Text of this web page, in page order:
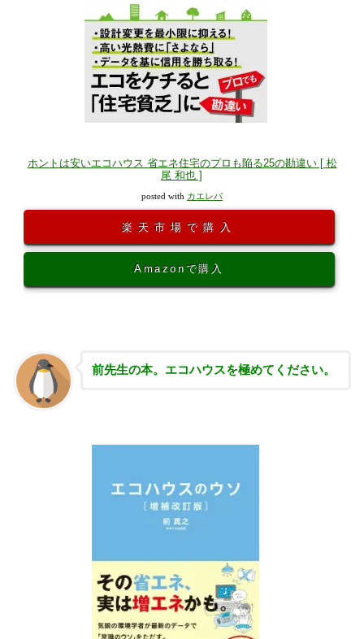
ホントは安いエコハウス 省エネ住宅のプロも陥る25の勘違い [ 松
尾 和也 ]
posted with カエレバ
楽天市場で購入
Amazonで購入
前先生の本。エコハウスを極めてください。